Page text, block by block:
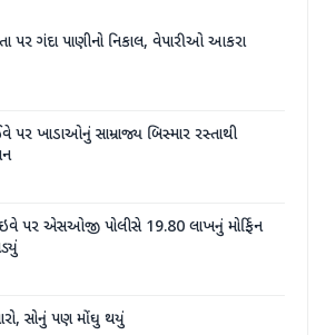
પર ગંદા પાણીનો નિકાલ, વેપારીઓ આકરા
પર ખાડાઓનું સામ્રાજ્ય બિસ્માર રસ્તાથી
પર એસઓજી પોલીસે 19.80 લાખનું મોર્ફિન
સોનું પણ મોંઘુ થયું